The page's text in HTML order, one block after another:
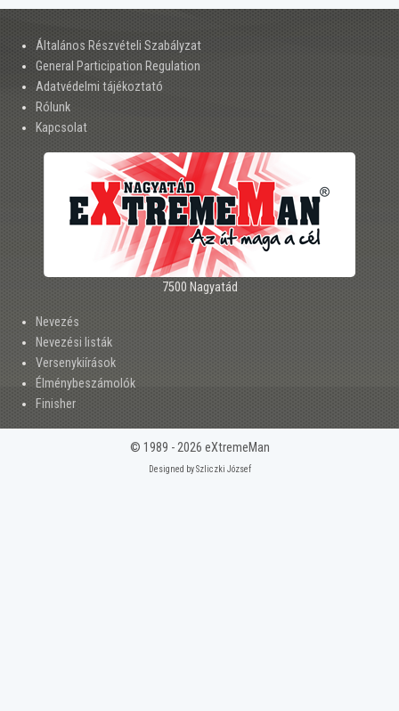
Általános Részvételi Szabályzat
General Participation Regulation
Adatvédelmi tájékoztató
Rólunk
Kapcsolat
7500 Nagyatád
Nevezés
Nevezési listák
Versenykiírások
Élménybeszámolók
Finisher
© 1989 - 2026 eXtremeMan
Designed by Szliczki József